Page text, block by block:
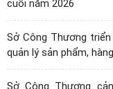
cuối năm 2026
Sở Công Thương
quản lý sản phẩm,
Sở Công Thương